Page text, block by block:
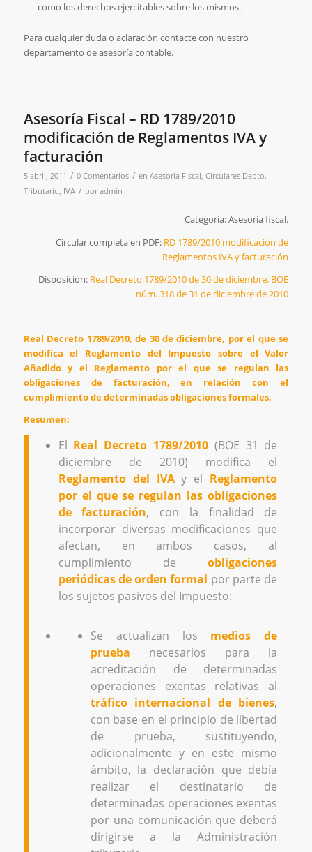
como los derechos ejercitables sobre los mismos.
Para cualquier duda o aclaración contacte con nuestro
departamento de asesoría contable.
Asesoría Fiscal – RD 1789/2010
modificación de Reglamentos IVA y
facturación
5 abril, 2011 / 0 Comentarios / en Asesoría Fiscal, Circulares Depto.
Tributario, IVA / poradmin
Categoría: Asesoría fiscal.
Circular completa en PDF: RD 1789/2010 modificación de
Reglamentos IVA y facturación
Disposición: Real Decreto 1789/2010 de 30 de diciembre, BOE
núm. 318 de 31 de diciembre de 2010
Real Decreto 1789/2010, de 30 de diciembre, por el que se
modifica el Reglamento del Impuesto sobre el Valor
Añadido y el Reglamento por el que se regulan las
obligaciones de facturación, en relación con el
cumplimiento de determinadas obligaciones formales.
Resumen:
El Real Decreto 1789/2010 (BOE 31 de
diciembre de 2010) modifica el
Reglamento del IVAy el Reglamento
por el que se regulan las obligaciones
de facturación, con la finalidad de
incorporar diversas modificaciones que
afectan, en ambos casos, al
cumplimiento deobligaciones
periódicas de orden formal por parte de
los sujetos pasivos del Impuesto:
Se actualizan los medios de
prueba necesarios para la
acreditación de determinadas
operaciones exentas relativas al
tráfico internacional de bienes,
con base en el principio de libertad
de prueba, sustituyendo,
adicionalmente y en este mismo
ámbito, la declaración que debía
realizar el destinatario de
determinadas operaciones exentas
por una comunicación que deberá
dirigirse a la Administración